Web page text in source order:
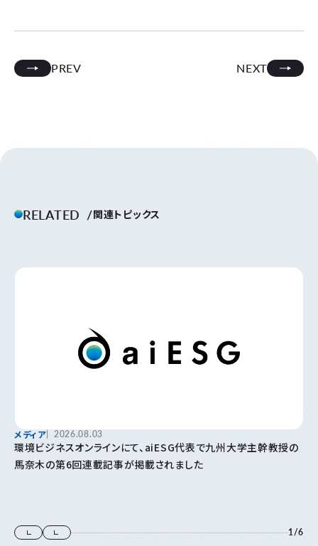
PREV NEXT
RELATED 関連トピックス
メディア 2026.08.03
環境ビジネスオンラインにて、aiESG代表で九州大学主幹教授の
馬奈木の第6回連載記事が掲載されました
1/6